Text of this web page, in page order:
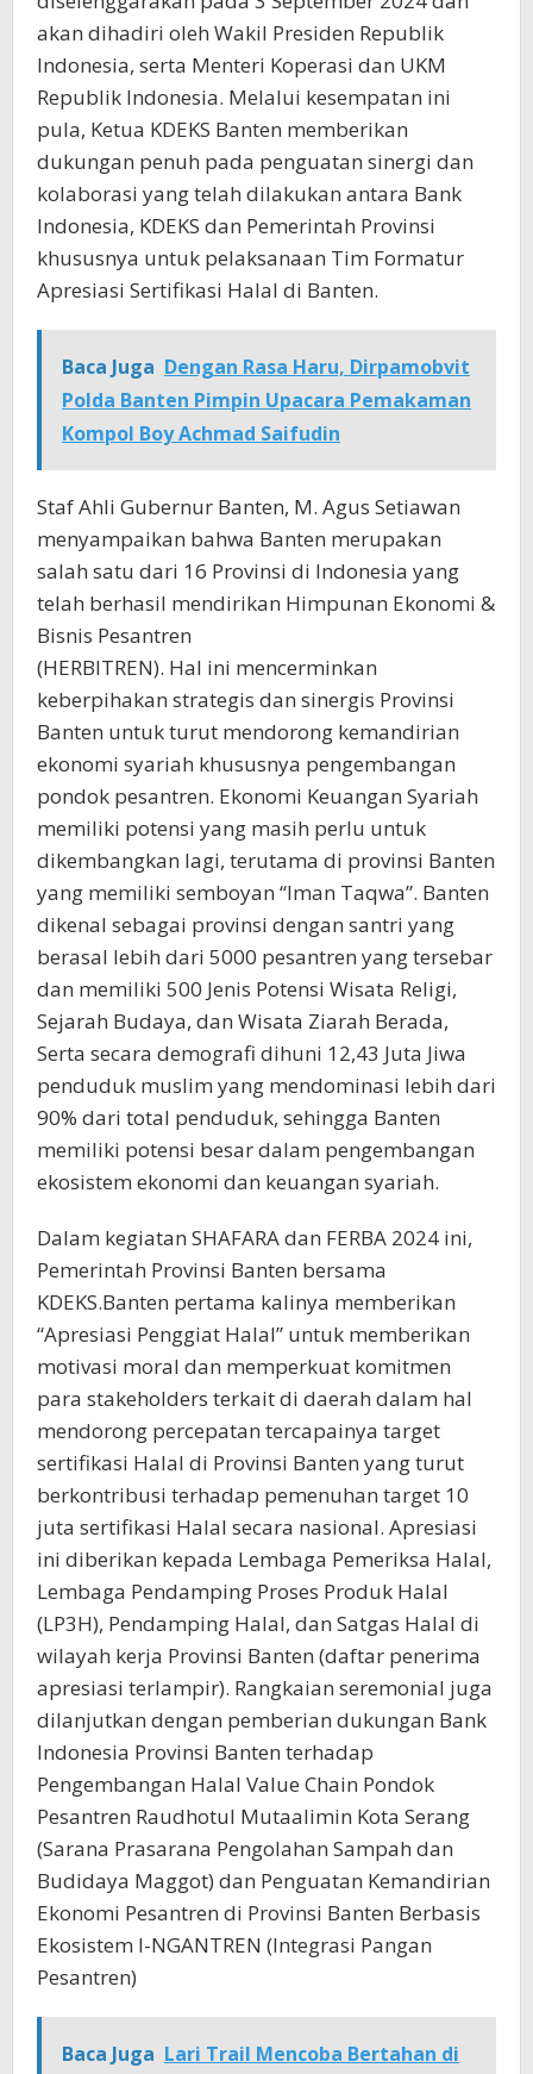
akan dihadiri oleh Wakil Presiden Republik
Indonesia, serta Menteri Koperasi dan UKM
Republik Indonesia. Melalui kesempatan ini
pula, Ketua KDEKS Banten memberikan
dukungan penuh pada penguatan sinergi dan
kolaborasi yang telah dilakukan antara Bank
Indonesia, KDEKS dan Pemerintah Provinsi
khususnya untuk pelaksanaan Tim Formatur
Apresiasi Sertifikasi Halal di Banten.
Baca Juga Dengan Rasa Haru, Dirpamobvit
Polda Banten Pimpin Upacara Pemakaman
Kompol Boy Achmad Saifudin
Staf Ahli Gubernur Banten, M. Agus Setiawan
menyampaikan bahwa Banten merupakan
salah satu dari 16 Provinsi di Indonesia yang
telah berhasil mendirikan Himpunan Ekonomi &
Bisnis Pesantren
(HERBITREN). Hal ini mencerminkan
keberpihakan strategis dan sinergis Provinsi
Banten untuk turut mendorong kemandirian
ekonomi syariah khususnya pengembangan
pondok pesantren. Ekonomi Keuangan Syariah
memiliki potensi yang masih perlu untuk
dikembangkan lagi, terutama di provinsi Banten
yang memiliki semboyan “Iman Taqwa”. Banten
dikenal sebagai provinsi dengan santri yang
berasal lebih dari 5000 pesantren yang tersebar
dan memiliki 500 Jenis Potensi Wisata Religi,
Sejarah Budaya, dan Wisata Ziarah Berada,
Serta secara demografi dihuni 12,43 Juta Jiwa
penduduk muslim yang mendominasi lebih dari
90% dari total penduduk, sehingga Banten
memiliki potensi besar dalam pengembangan
ekosistem ekonomi dan keuangan syariah.
Dalam kegiatan SHAFARA dan FERBA 2024 ini,
Pemerintah Provinsi Banten bersama
KDEKS.Banten pertama kalinya memberikan
“Apresiasi Penggiat Halal” untuk memberikan
motivasi moral dan memperkuat komitmen
para stakeholders terkait di daerah dalam hal
mendorong percepatan tercapainya target
sertifikasi Halal di Provinsi Banten yang turut
berkontribusi terhadap pemenuhan target 10
juta sertifikasi Halal secara nasional. Apresiasi
ini diberikan kepada Lembaga Pemeriksa Halal,
Lembaga Pendamping Proses Produk Halal
(LP3H), Pendamping Halal, dan Satgas Halal di
wilayah kerja Provinsi Banten (daftar penerima
apresiasi terlampir). Rangkaian seremonial juga
dilanjutkan dengan pemberian dukungan Bank
Indonesia Provinsi Banten terhadap
Pengembangan Halal Value Chain Pondok
Pesantren Raudhotul Mutaalimin Kota Serang
(Sarana Prasarana Pengolahan Sampah dan
Budidaya Maggot) dan Penguatan Kemandirian
Ekonomi Pesantren di Provinsi Banten Berbasis
Ekosistem I-NGANTREN (Integrasi Pangan
Pesantren)
Baca Juga Lari Trail Mencoba Bertahan di